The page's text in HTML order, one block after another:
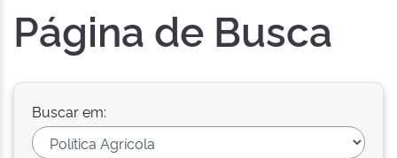
Página de Busca
Buscar em: